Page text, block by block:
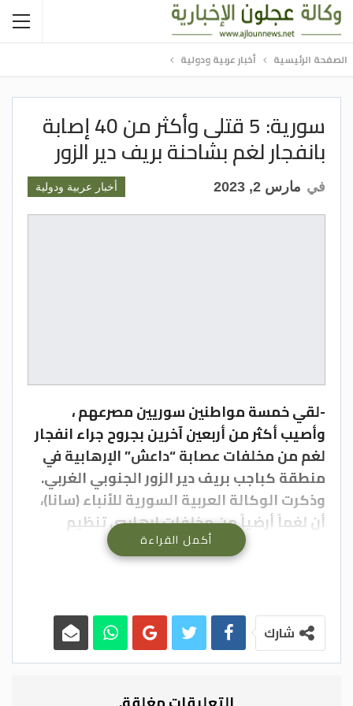
الصفحة الرئيسية أخبار عربية ودولية
سورية: 5 قتلى وأكثر من 40 إصابة
بانفجار لغم بشاحنة بريف دير الزور
أخبار عربية ودولية في مارس 2, 2023
-لقي خمسة مواطنين سوريين مصرعهم ،
وأصيب أكثر من أربعين آخرين بجروح جراء انفجار
لغم من مخلفات عصابة “داعش” الإرهابية في
منطقة كباجب بريف دير الزور الجنوبي الغربي.
وذكرت الوكالة العربية السورية للأنباء (سانا)،
أن لغماً أرضياً من مخلفات إرهابيي تنظيم
“داعش” انفجر بشاحنة تقل مجموعة من
المواطنين خلال ذهابهم للبحث عن فطر الكمأة
أسفر عن استشهاد خمسة مواطنين وإصابة
أكثر من أربعين آخرين نقلوا على إثرها إلى
المشفى.
حيزة ذكر لمراسل (سانا) أن المشفى استقبل
أكمل القراءة
شارك